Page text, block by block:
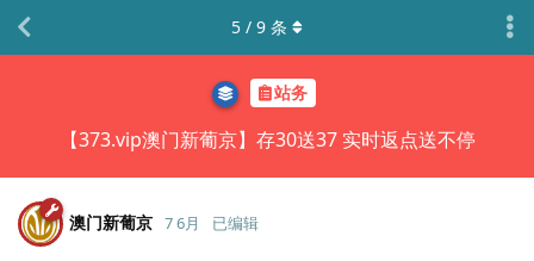
站务
【373.vip澳门新葡京】存30送37 实时返点送不停
5 / 9 条
澳门新葡京 7 6月 已编辑